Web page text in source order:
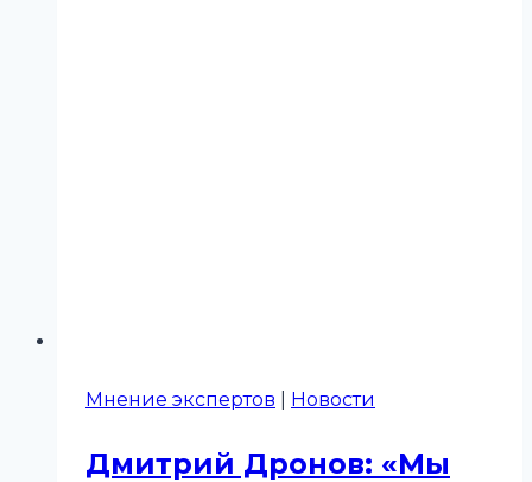
Мнение экспертов Новости
Дмитрий Дронов: «Мы